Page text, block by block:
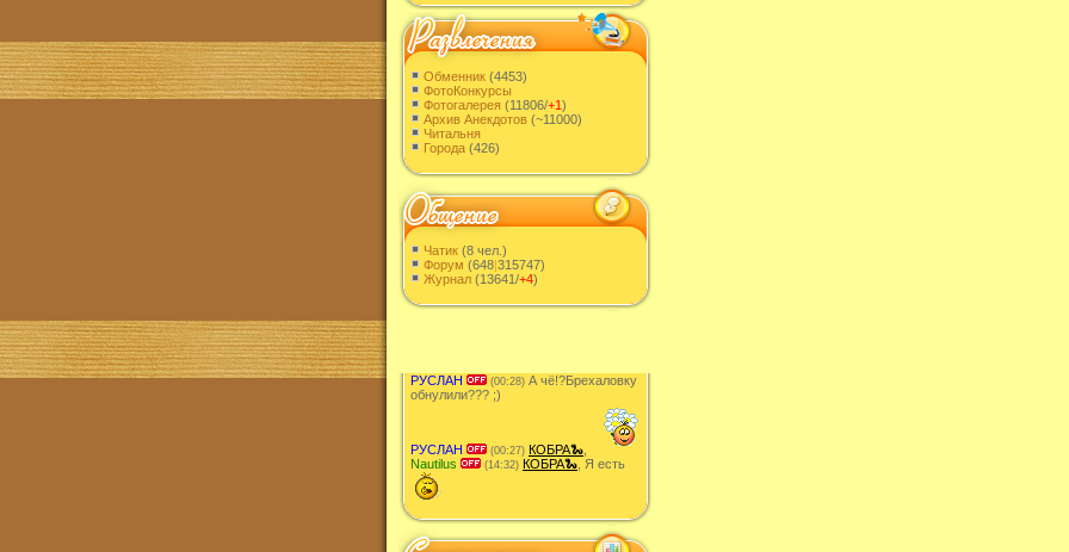
Обменник (4453)
ФотоКонкурсы
Фотогалерея (11806/+1)
Архив Анекдотов (~11000)
Читальня
Города (426)
Чатик (8 чел.)
Форум (648|315747)
Журнал (13641/+4)
РУСЛАН (00:28) А чë!?Брехаловку
обнулили??? ;)
РУСЛАН (00:27) КОБРА🐍
Nautilus
(14:32) КОБРА🐍 , Я есть